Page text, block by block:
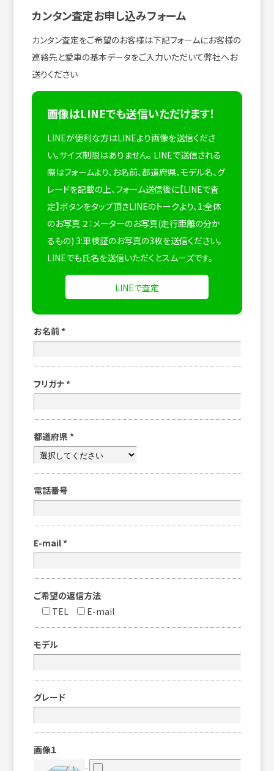
カンタン査定お申し込みフォーム
カンタン査定をご希望のお客様は下記フォームにお客様の
連絡先と愛車の基本データをご入力いただいて弊社へお
送りください
画像はLINEでも送信いただけます！
LINEが便利な方はLINEより画像を送信くださ
い。サイズ制限はありません。 LINEで送信される
際はフォームより、お名前、都道府県、モデル名、グ
レードを記載の上、フォーム送信後に【LINEで査
定】ボタンをタップ頂きLINEのトークより、1:全体
のお写真 ２：メーターのお写真(走行距離の分か
るもの) 3:車検証のお写真の3枚を送信ください。
LINEでも氏名を送信いただくとスムーズです。
LINEで査定
お名前 *
フリガナ *
都道府県 *
電話番号
E-mail *
ご希望の返信方法
TEL
E-mail
モデル
グレード
画像１